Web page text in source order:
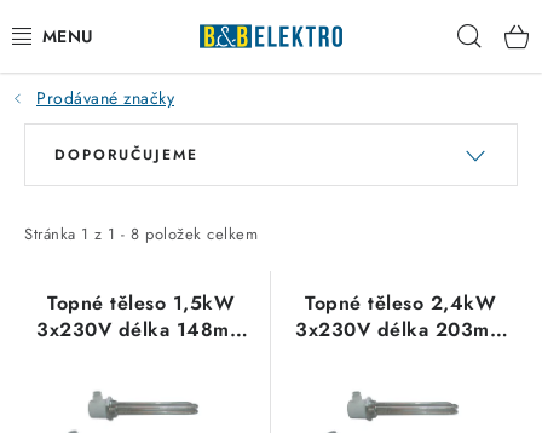
na
obsah
Reklamace / Vrácení zboží
Blog
Kontakty
VYTÁPĚNÍ
ELEKTROMATERIÁL
Prodávané značky
V
i
Stránka 1 z 1 - 8 položek celkem
Ř
e
p
DOPORUČUJEME
Topné těleso 1,5kW
3x230V délka 148mm
Topné těleso 2,4kW
3x230V délka 203mm